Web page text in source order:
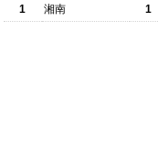
1 湘南 1